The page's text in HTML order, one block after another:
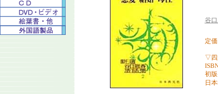
谷
定
▽四
初
日